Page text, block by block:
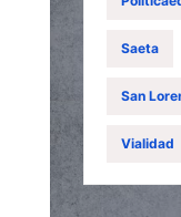
Saeta
San
Vialidad